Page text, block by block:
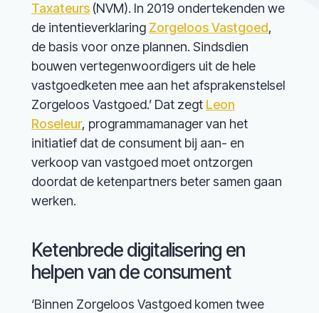
Taxateurs (NVM). In 2019 ondertekenden we
de intentieverklaring Zorgeloos Vastgoed,
de basis voor onze plannen. Sindsdien
bouwen vertegenwoordigers uit de hele
vastgoedketen mee aan het afsprakenstelsel
Zorgeloos Vastgoed.’ Dat zegt Leon
Roseleur, programmamanager van het
initiatief dat de consument bij aan- en
verkoop van vastgoed moet ontzorgen
doordat de ketenpartners beter samen gaan
werken.
Ketenbrede digitalisering en
helpen van de consument
‘Binnen Zorgeloos Vastgoed komen twee